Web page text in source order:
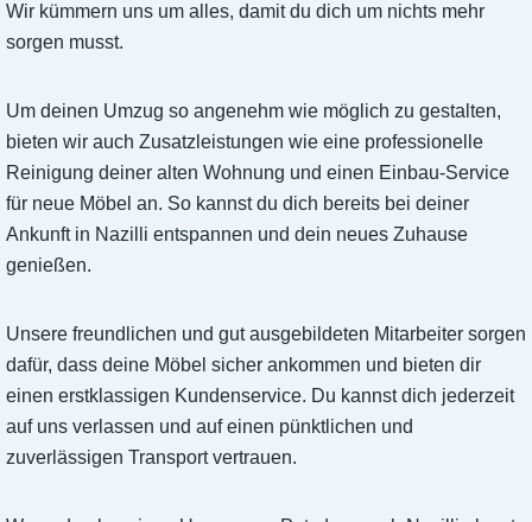
Wir kümmern uns um alles, damit du dich um nichts mehr
sorgen musst.
Um deinen Umzug so angenehm wie möglich zu gestalten,
bieten wir auch Zusatzleistungen wie eine professionelle
Reinigung deiner alten Wohnung und einen Einbau-Service
für neue Möbel an. So kannst du dich bereits bei deiner
Ankunft in Nazilli entspannen und dein neues Zuhause
genießen.
Unsere freundlichen und gut ausgebildeten Mitarbeiter sorgen
dafür, dass deine Möbel sicher ankommen und bieten dir
einen erstklassigen Kundenservice. Du kannst dich jederzeit
auf uns verlassen und auf einen pünktlichen und
zuverlässigen Transport vertrauen.